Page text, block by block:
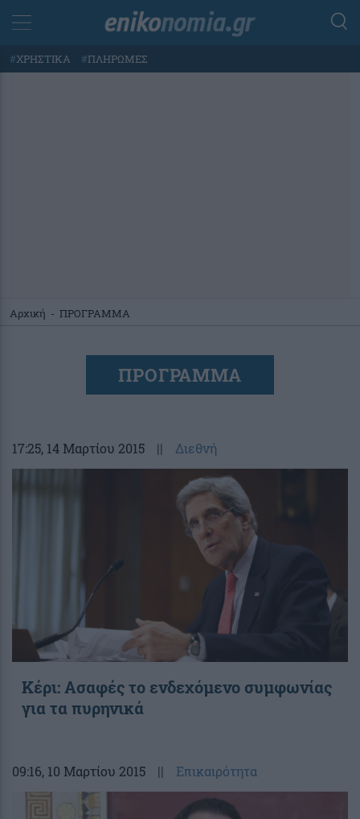
#ΧΡΗΣΤΙΚΑ #ΠΛΗΡΩΜΕΣ
Αρχική - ΠΡΟΓΡΑΜΜΑ
ΠΡΟΓΡΑΜΜΑ
17:25, 14 Μαρτίου 2015 || Διεθνή
Κέρι: Ασαφές το ενδεχόμενο συμφωνίας
για τα πυρηνικά
09:16, 10 Μαρτίου 2015 || Επικαιρότητα